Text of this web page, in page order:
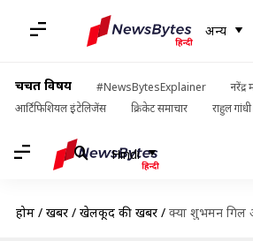
अन्य
चर्चित विषय #NewsBytesExplainer
नरेंद्र
आर्टिफिशियल इंटेलिजेंस
क्रिकेट समाचार राहुल गांधी
Hindi
होम / खबरें / खेलकूद की खबरें / क्या शुभमन गिल और रोहित शर्मा